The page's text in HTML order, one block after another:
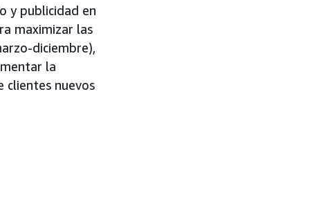
y publicidad en
maximizar las
diciembre),
la
clientes nuevos